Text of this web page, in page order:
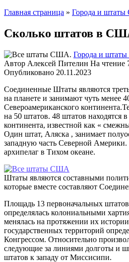
Главная страница » Города и
Сколько штатов в
Города и
Автор Алексей Пителин На чтение
Опубликовано 20.11.2023
Соединенные Штаты являются
на планете и занимают чуть менее
Североамериканского
на 50 штатов. 48 штатов находятся
континента, известной как «
Один штат, Аляска , занимает
западную часть Северной Америки.
архипелаг в Тихом океане.
Штаты являются составными
которые вместе составляют
Площадь 13 первоначальных
определялась колониальными
менялась на протяжении их
государственных территорий
Конгрессом. Относительно
следующие за линиями долготы и
штатов к западу от Миссисипи.